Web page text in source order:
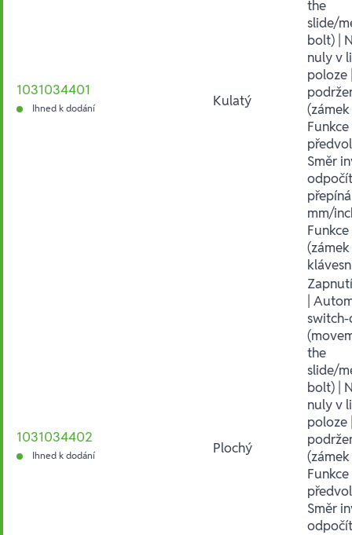
1031034401
Ihned k dodání Kulatý
the
slide/
bolt) |
nuly v
poloze
(zámek
Funkce
Směr
mm/
(zámek
1031034402
Ihned k dodání Plochý
|
switch-
the
slide/
bolt) |
nuly v
poloze
(zámek
Funkce
Směr